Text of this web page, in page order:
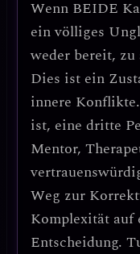
Wenn BEIDE
ein völliges
weder bereit, zu
Dies ist ein
innere Konflikte
ist, eine dritte
Mentor,
Weg zur
Komplexität auf
Entscheidung.